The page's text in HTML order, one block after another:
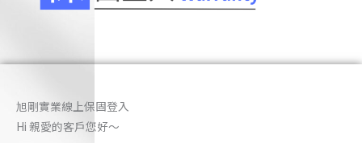
旭剛實業線上保固登入
Hi 親愛的客戶您好～